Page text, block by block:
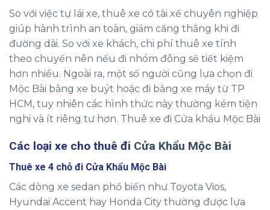
So với việc tự lái xe, thuê xe có tài xế chuyên nghiệp
giúp hành trình an toàn, giảm căng thẳng khi đi
đường dài. So với xe khách, chi phí thuê xe tính
theo chuyến nên nếu đi nhóm đông sẽ tiết kiệm
hơn nhiều. Ngoài ra, một số người cũng lựa chọn đi
Mộc Bài bằng xe buýt hoặc đi bằng xe máy từ TP
HCM, tuy nhiên các hình thức này thường kém tiện
nghi và ít riêng tư hơn. Thuê xe đi Cửa khẩu Mộc Bài
Các loại xe cho thuê đi Cửa Khẩu Mộc Bài
Thuê xe 4 chỗ đi Cửa Khẩu Mộc Bài
Các dòng xe sedan phổ biến như Toyota Vios,
Hyundai Accent hay Honda City thường được lựa